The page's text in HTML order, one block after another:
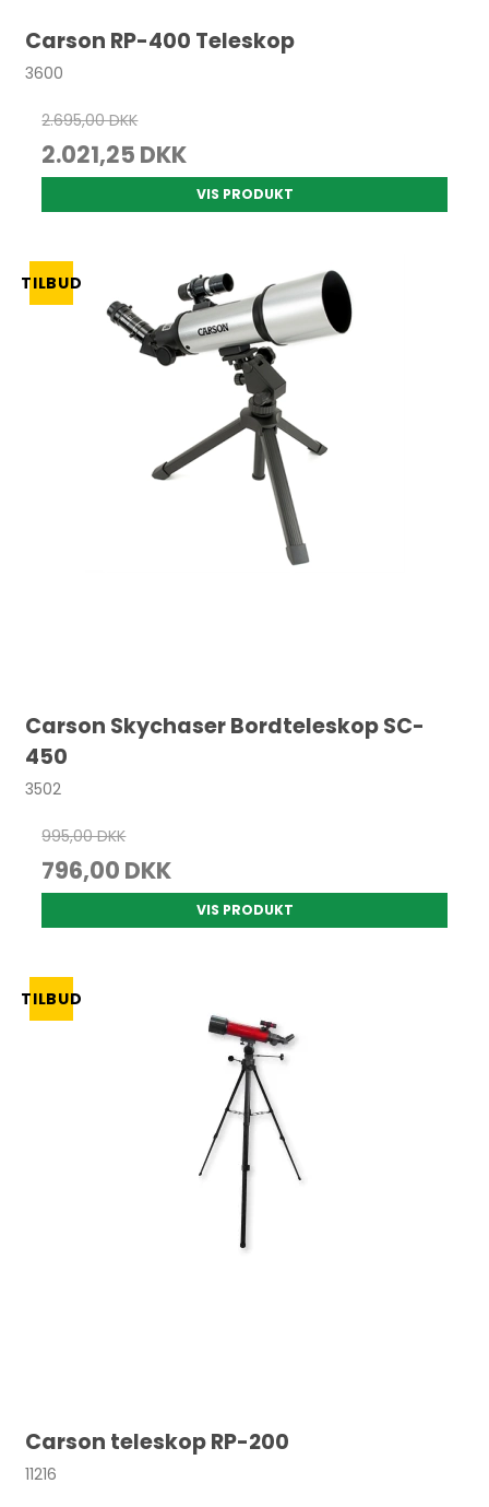
Carson RP-400 Teleskop
3600
2.695,00 DKK
2.021,25 DKK
VIS PRODUKT
TILBUD
Carson Skychaser Bordteleskop SC-
450
3502
995,00 DKK
796,00 DKK
VIS PRODUKT
TILBUD
Carson teleskop RP-200
11216